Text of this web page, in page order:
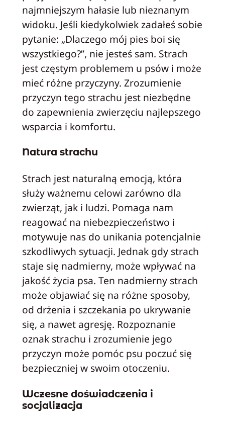
najmniejszym hałasie lub nieznanym
widoku. Jeśli kiedykolwiek zadałeś sobie
pytanie: „Dlaczego mój pies boi się
wszystkiego?”, nie jesteś sam. Strach
jest częstym problemem u psów i może
mieć różne przyczyny. Zrozumienie
przyczyn tego strachu jest niezbędne
do zapewnienia zwierzęciu najlepszego
wsparcia i komfortu.
Natura strachu
Strach jest naturalną emocją, która
służy ważnemu celowi zarówno dla
zwierząt, jak i ludzi. Pomaga nam
reagować na niebezpieczeństwo i
motywuje nas do unikania potencjalnie
szkodliwych sytuacji. Jednak gdy strach
staje się nadmierny, może wpływać na
jakość życia psa. Ten nadmierny strach
może objawiać się na różne sposoby,
od drżenia i szczekania po ukrywanie
się, a nawet agresję. Rozpoznanie
oznak strachu i zrozumienie jego
przyczyn może pomóc psu poczuć się
bezpieczniej w swoim otoczeniu.
Wczesne doświadczenia i
socjalizacja